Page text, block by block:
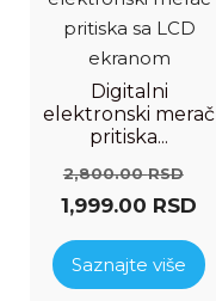
Digitalni
elektronski merač
pritiska...
2,800.00RSD
1,999.00 RSD
Saznajte više